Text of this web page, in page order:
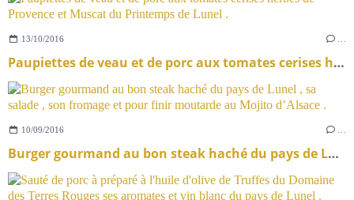
13/10/2016
Paupiettes de veau et de porc aux tomates cerises herbes de Provence et Muscat du Printemps de Lunel .
10/09/2016
Burger gourmand au bon steak haché du pays de Lunel , sa salade , son fromage et pour finir moutarde au Mojito d’Alsace .